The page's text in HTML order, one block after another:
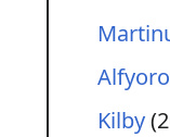
Kilby